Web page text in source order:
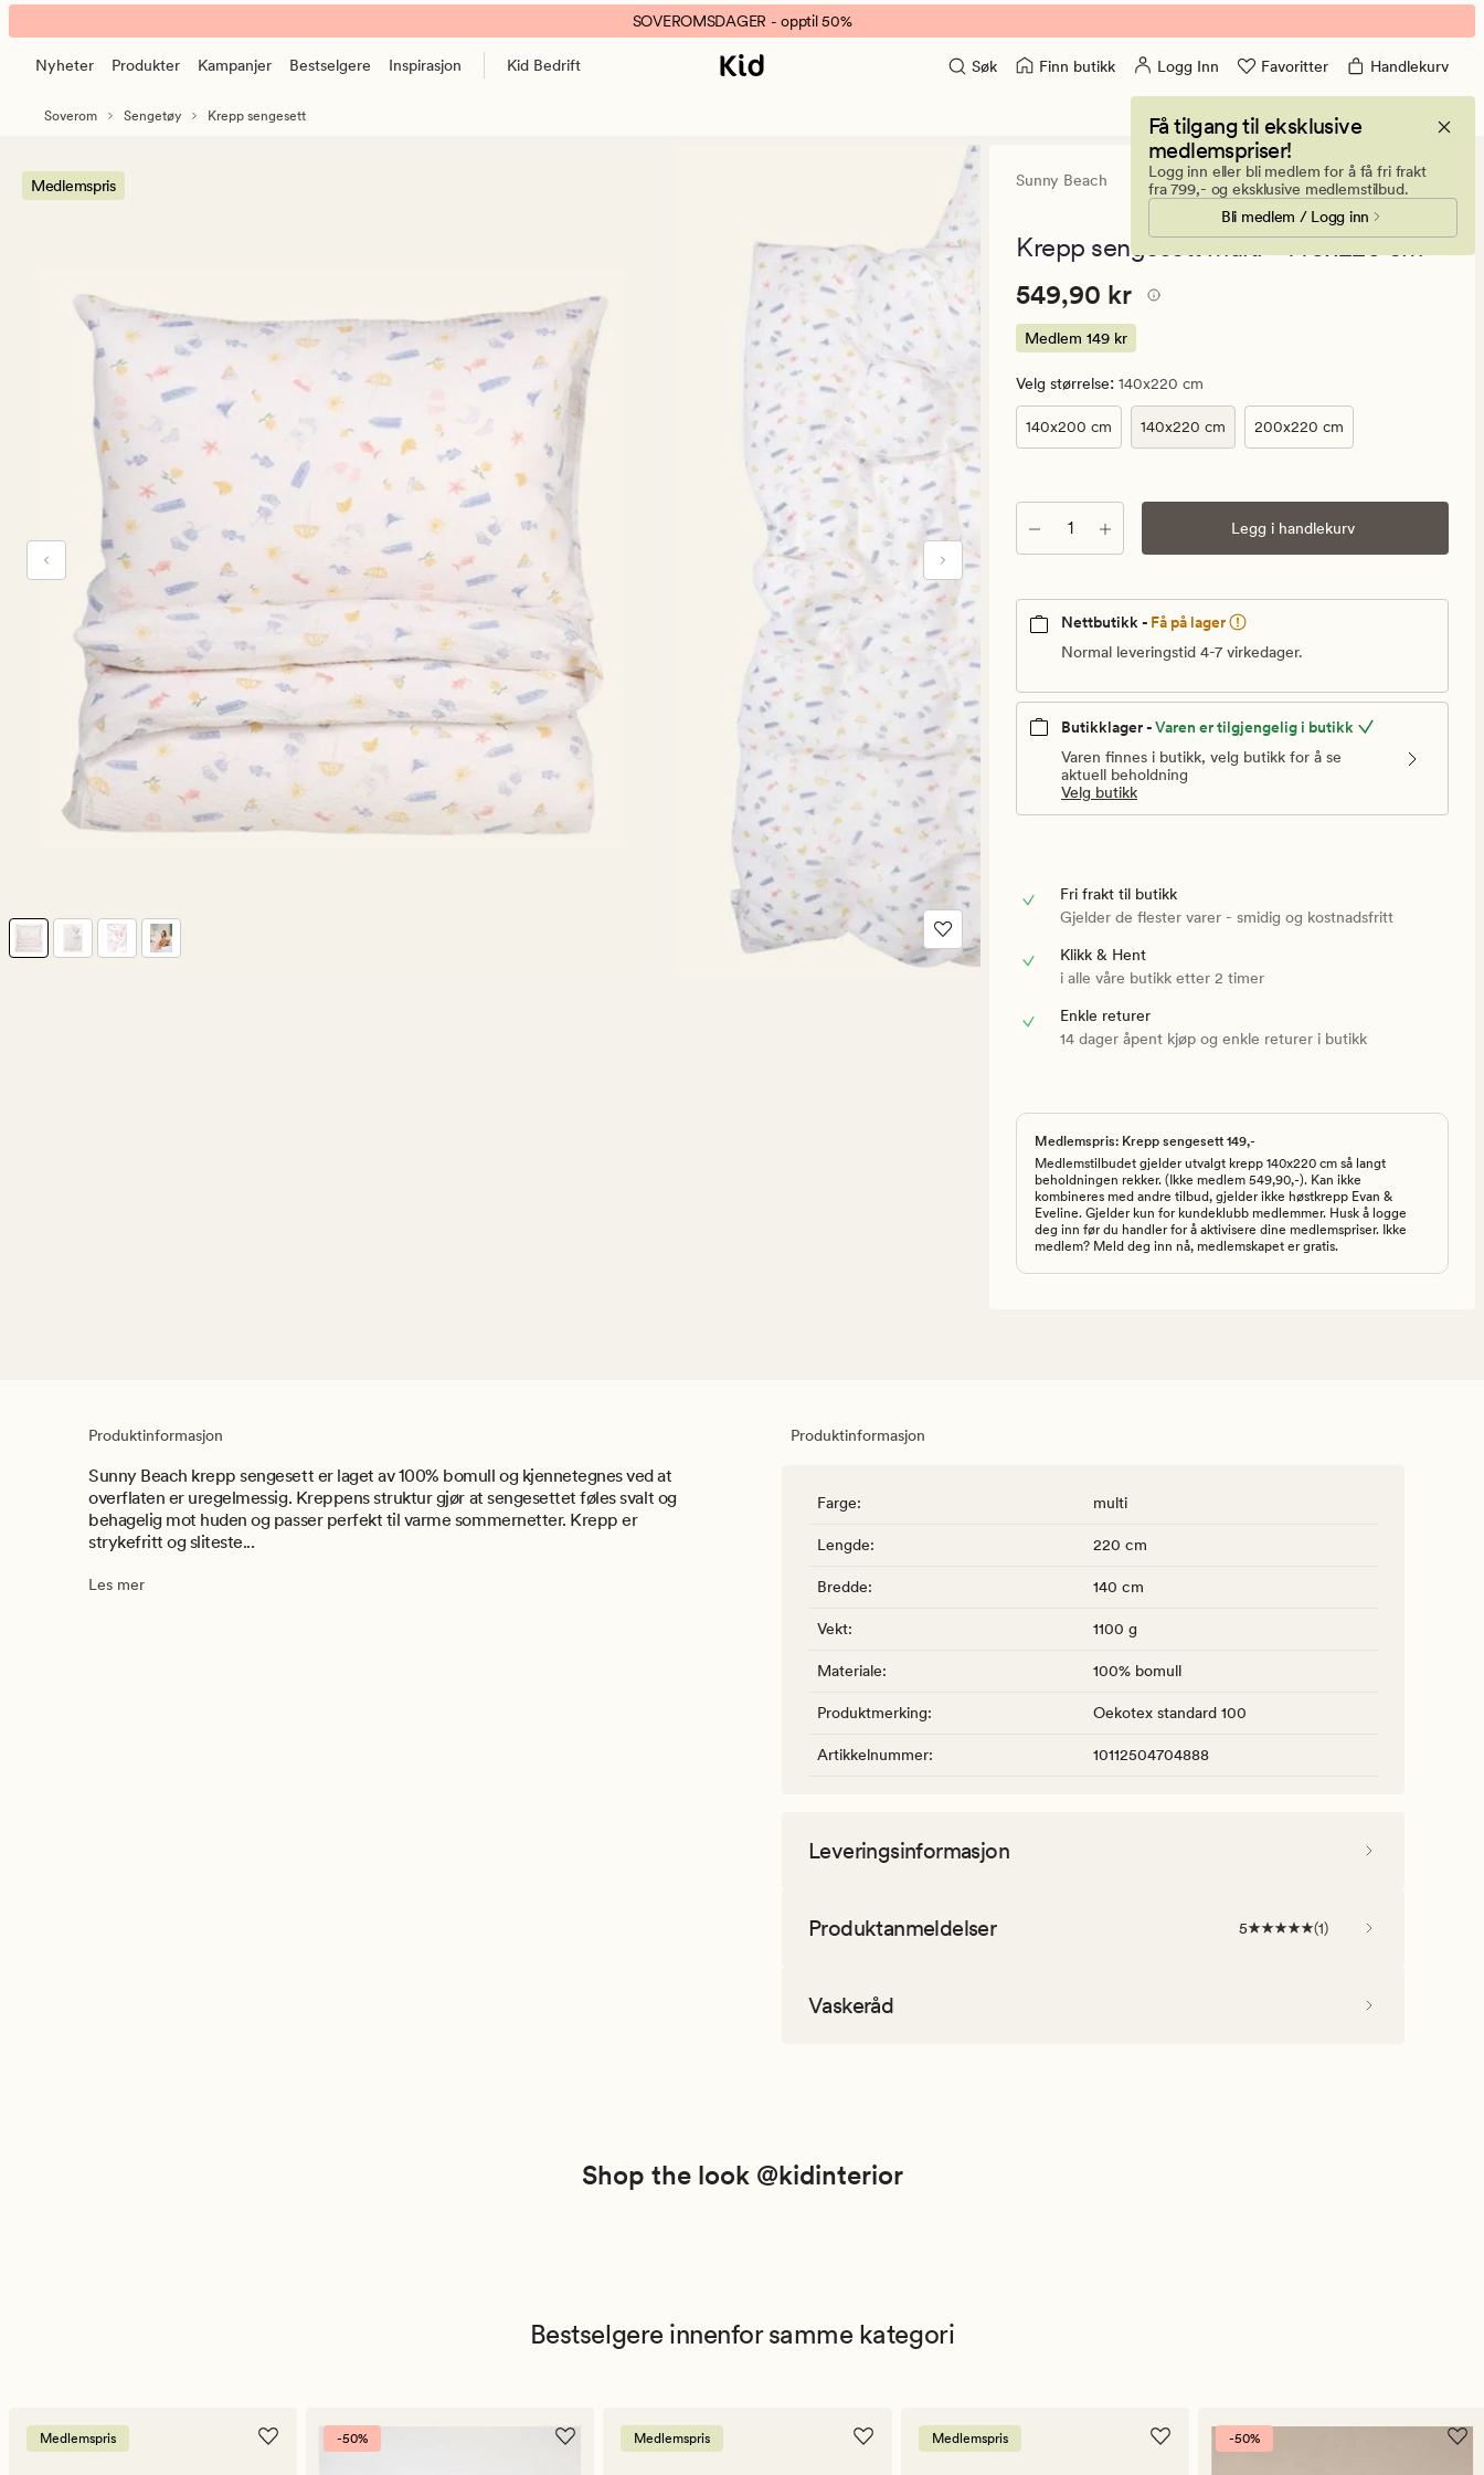
Sunny
Beach
krepp
banner.
Klikk
pause.
SOVEROMSDAGER - opptil 50%
Nyheter Produkter Kampanjer Bestselgere Inspirasjon Kid Bedrift Søk Finn butikk Logg Inn Favoritter Handlekurv
Få tilgang til eksklusive
medlemspriser!
Logg inn eller bli medlem for å få fri frakt
fra 799,- og eksklusive medlemstilbud.
Bli medlem / Logg inn
Soverom Sengetøy Krepp sengesett
Medlemspris Sunny Beach
en
5
Krepp sengesett multi - 140x220 cm
Pris
549,90
kr.
149
kr
Pris 549,90 kr
549,90 kr
Medlem 149 kr
Velg størrelse: 140x220 cm
140x200 cm 140x220 cm 200x220 cm
Antall Legg i handlekurv
Nettbutikk - Få på lager
Normal leveringstid 4-7 virkedager.
Butikklager -Varen er tilgjengelig i butikk
Varen finnes i butikk, velg butikk for å se
aktuell beholdning
Velg butikk
Fri frakt til butikk
Gjelder de flester varer - smidig og kostnadsfritt
Klikk & Hent
i alle våre butikk etter 2 timer
Enkle returer
14 dager åpent kjøp og enkle returer i butikk
Medlemspris: Krepp sengesett 149,-
Medlemstilbudet gjelder utvalgt krepp 140x220 cm så langt
beholdningen rekker. (Ikke medlem 549,90,-). Kan ikke
kombineres med andre tilbud, gjelder ikke høstkrepp Evan &
Eveline. Gjelder kun for kundeklubb medlemmer. Husk å logge
deg inn før du handler for å aktivisere dine medlemspriser. Ikke
medlem? Meld deg inn nå, medlemskapet er gratis.
Produktinformasjon
Sunny Beach krepp sengesett er laget av 100% bomull og kjennetegnes ved at
overflaten er uregelmessig. Kreppens struktur gjør at sengesettet føles svalt og
behagelig mot huden og passer perfekt til varme sommernetter. Krepp er
strykefritt og sliteste...
Les mer
Produktinformasjon
Farge: multi
Lengde: 220 cm
Bredde: 140 cm
Vekt: 1100 g
Materiale: 100% bomull
Produktmerking: Oekotex standard 100
Artikkelnummer: 10112504704888
Leveringsinformasjon
Produktanmeldelser 5 (1)
Vaskeråd
Shop the look @kidinterior
Bestselgere innenfor samme kategori
Medlemspris -50% Medlemspris Medlemspris -50%